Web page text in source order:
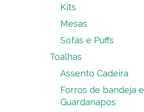
Kits
Mesas
Sofás e Puffs
Toalhas
Assento Cadeira
Forros de bandeja e
Guardanapos